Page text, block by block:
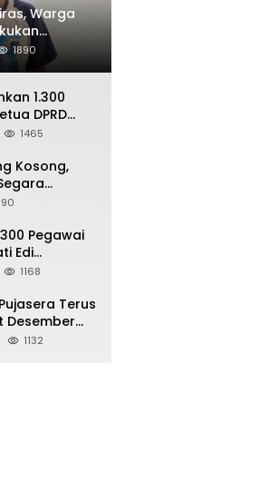
Warga
1890
1.300
DPRD
Merata
1465
Kosong,
Pegawai
Edi
1168
Terus
Desember
1132